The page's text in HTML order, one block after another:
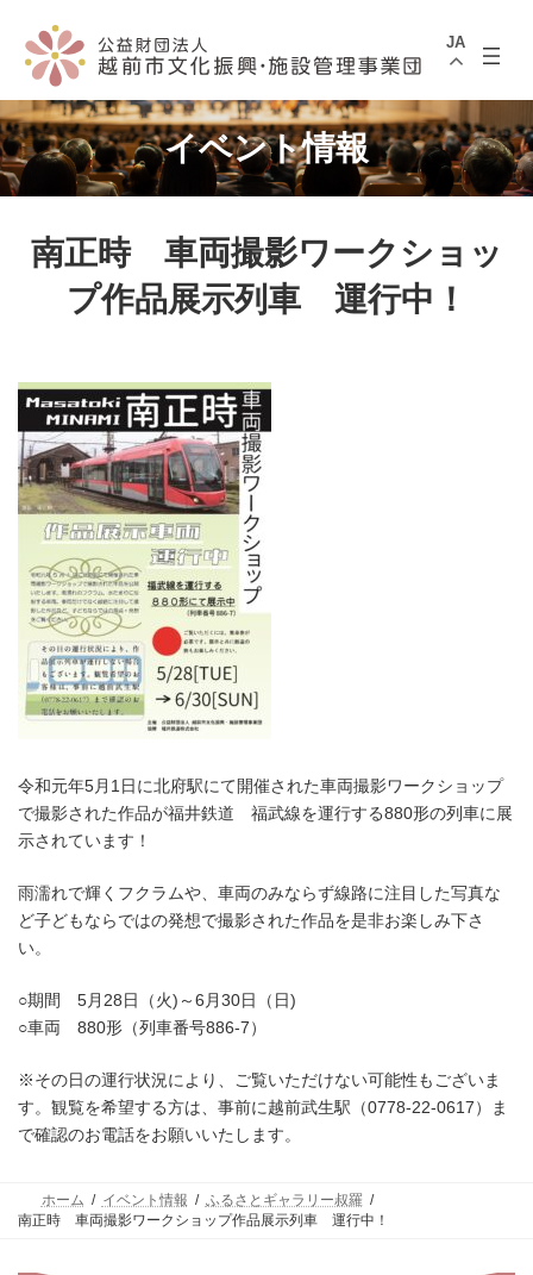
へ
ス
キ
ッ
プ
ョ
ン
に
移
動
JA
イベント情報
南正時 車両撮影ワークショッ
プ作品展示列車 運行中！
令和元年5月1日に北府駅にて開催された車両撮影ワークショップ
で撮影された作品が福井鉄道 福武線を運行する880形の列車に展
示されています！
雨濡れで輝くフクラムや、車両のみならず線路に注目した写真な
ど子どもならではの発想で撮影された作品を是非お楽しみ下さ
い。
○期間 5月28日（火)～6月30日（日)
○車両 880形（列車番号886-7）
※その日の運行状況により、ご覧いただけない可能性もございま
す。観覧を希望する方は、事前に越前武生駅（0778-22-0617）ま
で確認のお電話をお願いいたします。
ホーム イベント情報
ふるさとギャラリー叔羅
南正時 車両撮影ワークショップ作品展示列車 運行中！